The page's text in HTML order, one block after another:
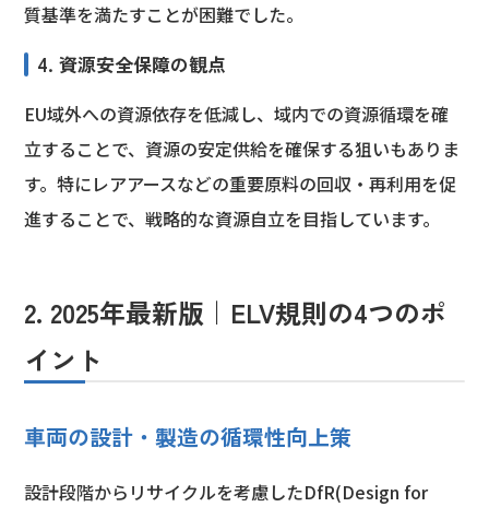
質基準を満たすことが困難でした。
4. 資源安全保障の観点
EU域外への資源依存を低減し、域内での資源循環を確
立することで、資源の安定供給を確保する狙いもありま
す。特にレアアースなどの重要原料の回収・再利用を促
進することで、戦略的な資源自立を目指しています。
2. 2025年最新版｜ELV規則の4つのポ
イント
車両の設計・製造の循環性向上策
設計段階からリサイクルを考慮したDfR(Design for